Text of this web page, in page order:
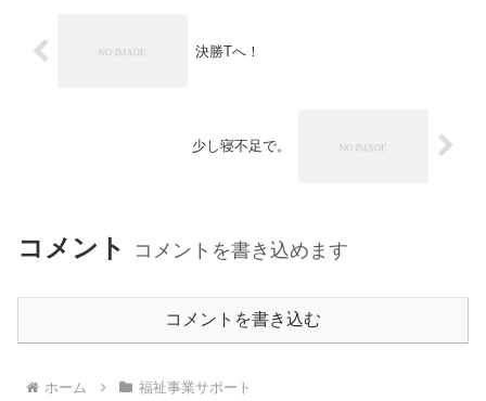
決勝Tへ！
少し寝不足で。
コメント コメントを書き込めます
コメントを書き込む
ホーム 福祉事業サポート